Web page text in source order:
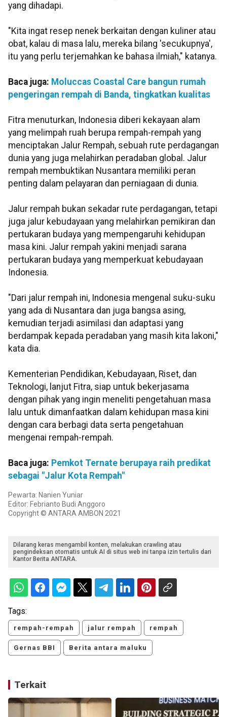
yang dihadapi.
"Kita ingat resep nenek berkaitan dengan kuliner atau
obat, kalau di masa lalu, mereka bilang 'secukupnya',
itu yang perlu terjemahkan ke bahasa ilmiah," katanya.
Baca juga: Moluccas Coastal Care bangun rumah
pengeringan rempah di Banda, tingkatkan kualitas
Fitra menuturkan, Indonesia diberi kekayaan alam
yang melimpah ruah berupa rempah-rempah yang
menciptakan Jalur Rempah, sebuah rute perdagangan
dunia yang juga melahirkan peradaban global. Jalur
rempah membuktikan Nusantara memiliki peran
penting dalam pelayaran dan perniagaan di dunia.
Jalur rempah bukan sekadar rute perdagangan, tetapi
juga jalur kebudayaan yang melahirkan pemikiran dan
pertukaran budaya yang mempengaruhi kehidupan
masa kini. Jalur rempah yakini menjadi sarana
pertukaran budaya yang memperkuat kebudayaan
Indonesia.
"Dari jalur rempah ini, Indonesia mengenal suku-suku
yang ada di Nusantara dan juga bangsa asing,
kemudian terjadi asimilasi dan adaptasi yang
berdampak kepada peradaban yang masih kita lakoni,"
kata dia.
Kementerian Pendidikan, Kebudayaan, Riset, dan
Teknologi, lanjut Fitra, siap untuk bekerjasama
dengan pihak yang ingin meneliti pengetahuan masa
lalu untuk dimanfaatkan dalam kehidupan masa kini
dengan cara berbagi data serta pengetahuan
mengenai rempah-rempah.
Baca juga: Pemkot Ternate berupaya raih predikat
sebagai "Jalur Kota Rempah"
Pewarta: Nanien Yuniar
Editor: Febrianto Budi Anggoro
Copyright © ANTARA AMBON 2021
Dilarang keras mengambil konten, melakukan crawling atau
pengindeksan otomatis untuk AI di situs web ini tanpa izin tertulis dari
Kantor Berita ANTARA.
Tags:
rempah-rempah jalur rempah rempah
Gernas BBI Berita antara maluku
Terkait